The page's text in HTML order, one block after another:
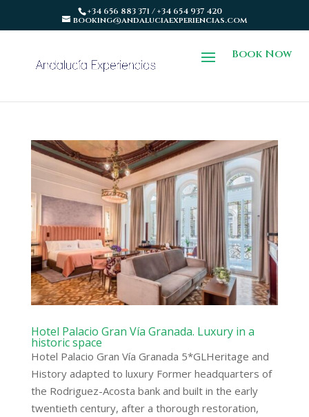
+34 656 883 371 / +34 654 937 420
booking@andaluciaexperiencias.com
Book Now
Hotel Palacio Gran Vía Granada. Luxury in a
historic space
Hotel Palacio Gran Vía Granada 5*GLHeritage and
History adapted to luxury Former headquarters of
the Rodriguez-Acosta bank and built in the early
twentieth century, after a thorough restoration,